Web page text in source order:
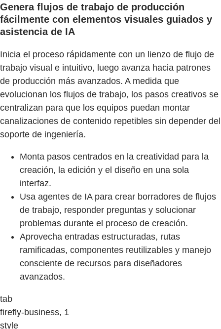
Genera flujos de trabajo de producción
fácilmente con elementos visuales guiados y
asistencia de IA
Inicia el proceso rápidamente con un lienzo de flujo de
trabajo visual e intuitivo, luego avanza hacia patrones
de producción más avanzados. A medida que
evolucionan los flujos de trabajo, los pasos creativos se
centralizan para que los equipos puedan montar
canalizaciones de contenido repetibles sin depender del
soporte de ingeniería.
Monta pasos centrados en la creatividad para la
creación, la edición y el diseño en una sola
interfaz.
Usa agentes de IA para crear borradores de flujos
de trabajo, responder preguntas y solucionar
problemas durante el proceso de creación.
Aprovecha entradas estructuradas, rutas
ramificadas, componentes reutilizables y manejo
consciente de recursos para diseñadores
avanzados.
tab
firefly-business, 1
style